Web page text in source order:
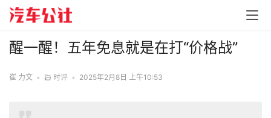
醒一醒！五年免息就是在打“价格战”
崔 力文 • 时评 • 2025年2月8日 上午10:53